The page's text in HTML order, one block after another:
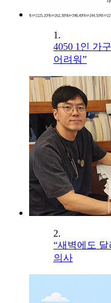
1.
4050 1인 가
어려워”
2.
“새벽에도
의사